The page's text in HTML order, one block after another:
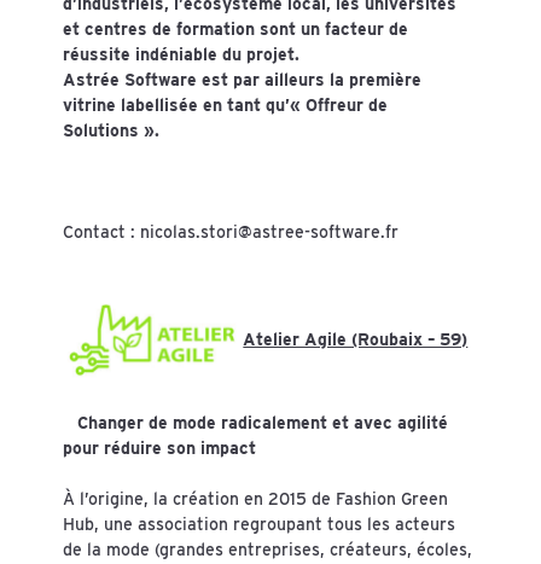
et centres de formation sont un facteur de
réussite indéniable du projet.
Astrée Software est par ailleurs la première
vitrine labellisée en tant qu’« Offreur de
Solutions ».
Contact : nicolas.stori@astree-software.fr
Atelier Agile (Roubaix – 59)
Changer de mode radicalement et avec agilité
pour réduire son impact
À l’origine, la création en 2015 de Fashion Green
Hub, une association regroupant tous les acteurs
de la mode (grandes entreprises, créateurs, écoles,